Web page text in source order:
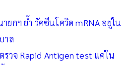
ยกฯ ย้ำ วัคซีนโควิด mRNA อยู่ใน
าล
รวจ Rapid Antigen test แค่ใน